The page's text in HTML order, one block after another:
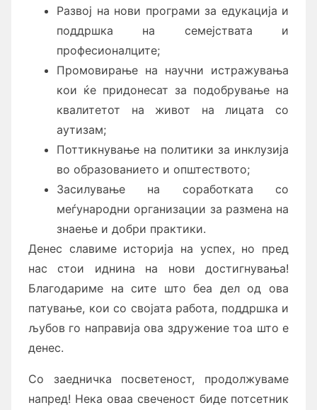
Развој на нови програми за едукација и
поддршка на семејствата и
професионалците;
Промовирање на научни истражувања
кои ќе придонесат за подобрување на
квалитетот на живот на лицата со
аутизам;
Поттикнување на политики за инклузија
во образованието и општеството;
Засилување на соработката со
меѓународни организации за размена на
знаење и добри практики.
Денес славиме историја на успех, но пред
нас стои иднина на нови достигнувања!
Благодариме на сите што беа дел од ова
патување, кои со својата работа, поддршка и
љубов го направија ова здружение тоа што е
денес.
Со заедничка посветеност, продолжуваме
напред! Нека оваа свеченост биде потсетник